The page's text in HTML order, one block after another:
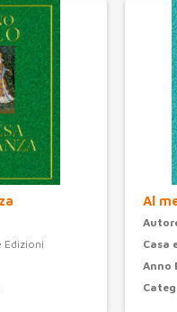
Edizioni
Al
Casa
Anno